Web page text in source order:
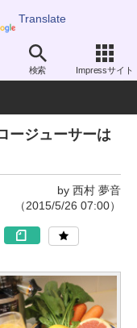
Translate
検索 Impressサイト
ミキサー・ジューサー
ージューサーは
by 西村 夢音
（2015/5/26 07:00）